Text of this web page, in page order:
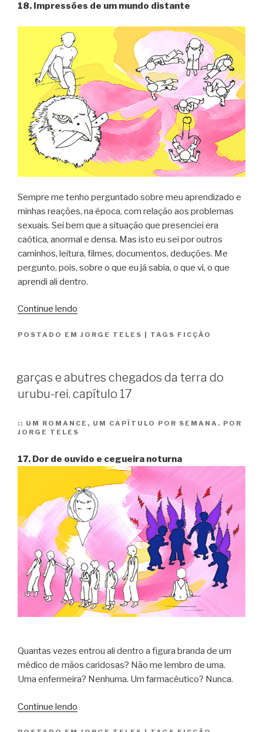
18. Impressões de um mundo distante
Sempre me tenho perguntado sobre meu aprendizado e
minhas reações, na época, com relação aos problemas
sexuais. Sei bem que a situação que presenciei era
caótica, anormal e densa. Mas isto eu sei por outros
caminhos, leitura, filmes, documentos, deduções. Me
pergunto, pois, sobre o que eu já sabia, o que vi, o que
aprendi ali dentro.
Continue lendo
abutres
terra
do
rei.
capítulo
POSTADO EM JORGE TELES | TAGS FICÇÃO
garças e abutres chegados da terra do
urubu-rei. capítulo 17
:: UM ROMANCE, UM CAPÍTULO POR SEMANA. POR
JORGE TELES
17. Dor de ouvido e cegueira noturna
Quantas vezes entrou ali dentro a figura branda de um
médico de mãos caridosas? Não me lembro de uma.
Uma enfermeira? Nenhuma. Um farmacêutico? Nunca.
Continue lendo